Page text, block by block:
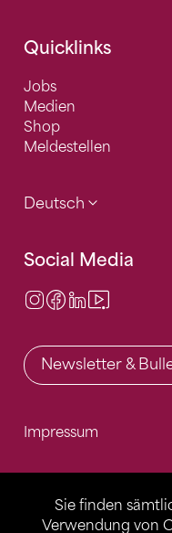
Sie finden
Verwendung von
Quicklinks
Jobs
Medien
Shop
Meldestellen
Deutsch
Social Media
Instagram
Facebook
LinkedIn
Newsletter &
Impressum